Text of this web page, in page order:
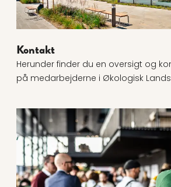
Kontakt
Herunder finder du en oversigt og
på medarbejderne i Økologisk
Læs mere om Tilmeld dig